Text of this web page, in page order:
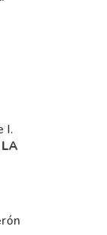
I.
LA